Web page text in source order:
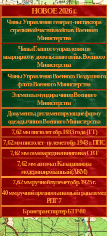
НОВОЕ 2026г.
Чины Управления генерал - инспектора
стрелковой части в войсках Военного
Министерства
Чины Главного управления по
квартирному довольствию войск Военного
Министерства
XЧины Управления Военного Воздушного
флота Военного Министерства
Элементы мундира чинов Военного
Министерства
Документы, регламентирующие форму
одежды чинов Военного Министерства
7, 62 мм пистолет обр. 1933 года(ТТ)
7, 62 мм пистолет - пулемет обр. 1943 г. ППС
7, 62 мм самозарядная винтовка СВТ
7, 62 мм автомат Калашникова
модернизированный (АКМ)
7, 62 мм ручной пулемет обр. 1925 г.
40 мм ручной противотанковый гранатомет
РПГ-7
Бронетранспортер БТР-80